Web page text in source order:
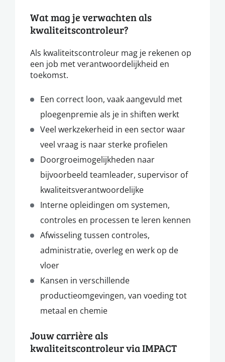
Wat mag je verwachten als
kwaliteitscontroleur?
Als kwaliteitscontroleur mag je rekenen op
een job met verantwoordelijkheid en
toekomst.
Een correct loon, vaak aangevuld met
ploegenpremie als je in shiften werkt
Veel werkzekerheid in een sector waar
veel vraag is naar sterke profielen
Doorgroeimogelijkheden naar
bijvoorbeeld teamleader, supervisor of
kwaliteitsverantwoordelijke
Interne opleidingen om systemen,
controles en processen te leren kennen
Afwisseling tussen controles,
administratie, overleg en werk op de
vloer
Kansen in verschillende
productieomgevingen, van voeding tot
metaal en chemie
Jouw carrière als
kwaliteitscontroleur via IMPACT